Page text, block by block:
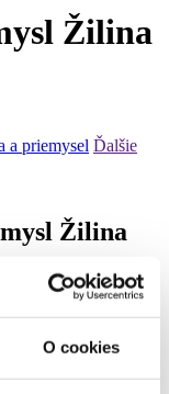
O cookies
Žilina
a priemysel Ďalšie
Žilina
si z viac ako 0+
v meste Žilina